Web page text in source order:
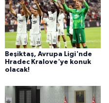
Beşiktaş, Avrupa Ligi'nde
Hradec Kralove'ye konuk
olacak!